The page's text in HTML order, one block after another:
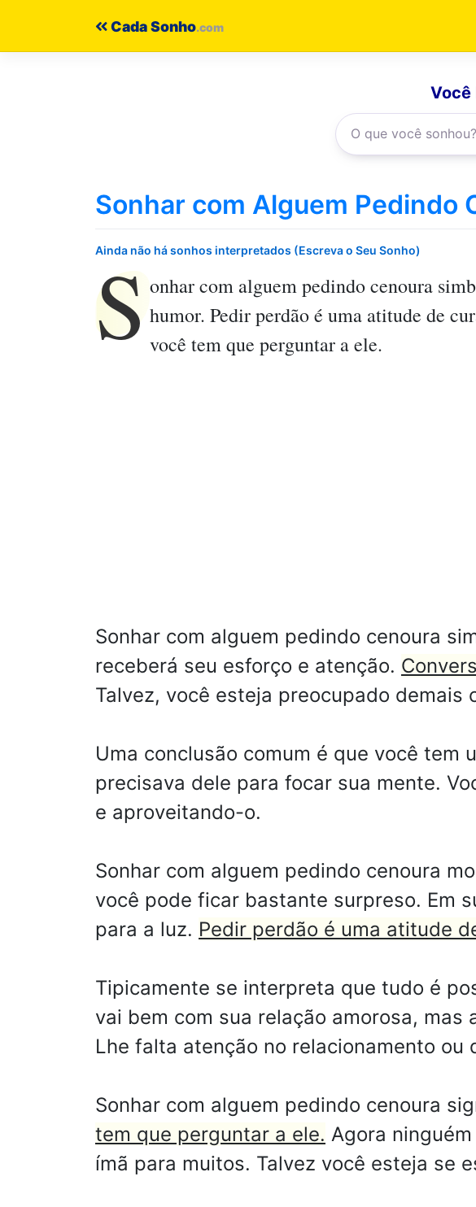
Cada Sonho
Você
Sonhar com Alguem Pedindo
Ainda não há sonhos interpretados (Escreva o Seu Sonho)
S onhar com alguem pedindo cenoura
humor. Pedir perdão é uma atitude de
você tem que perguntar a ele.
Sonhar com alguem pedindo cenoura
receberá seu esforço e atenção.
Talvez, você esteja preocupado demais
Uma conclusão comum é que você tem
precisava dele para focar sua mente.
e aproveitando-o.
Sonhar com alguem pedindo cenoura
você pode ficar bastante surpreso. Em
para a luz. Pedir perdão é uma atitude
Tipicamente se interpreta que tudo é
vai bem com sua relação amorosa,
Lhe falta atenção no relacionamento
Sonhar com alguem pedindo cenoura
tem que perguntar a ele. Agora
ímã para muitos. Talvez você esteja se